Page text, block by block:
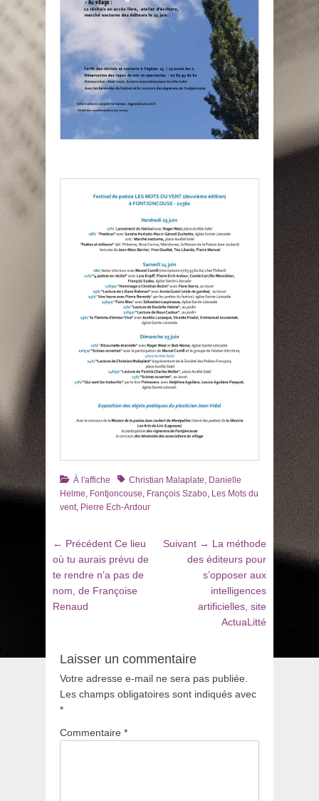
Catégories
À l'affiche TagsChristian Malaplate Danielle
Helme Fontjoncouse François Szabo Les Mots du
vent Pierre Ech-Ardour
Navigation
de
l’article
← Précédent Article
précédent
:
Ce lieu
où tu aurais prévu de
te rendre n’a pas de
nom, de Françoise
Renaud
Suivant → Article
suivant
:
La méthode
des éditeurs pour
s’opposer aux
intelligences
artificielles, site
ActuaLitté
Laisser un commentaire
Votre adresse e-mail ne sera pas publiée.
Les champs obligatoires sont indiqués avec
*
Commentaire *